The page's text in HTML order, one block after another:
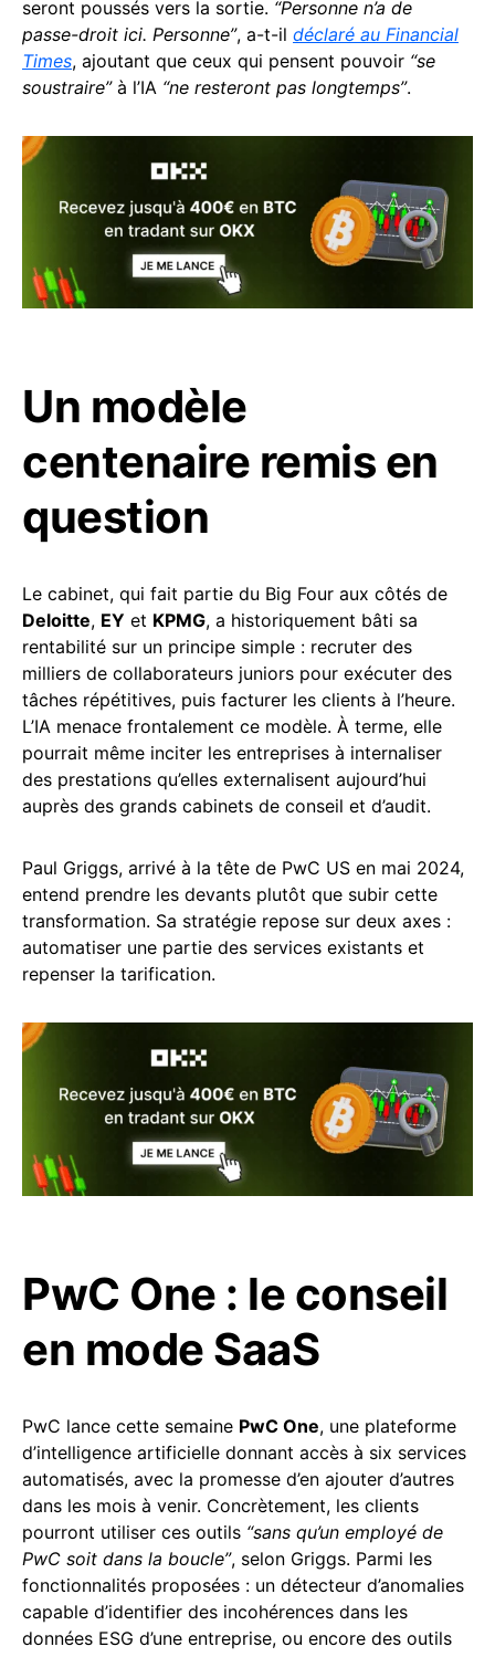
seront poussés vers la sortie. “Personne n’a de
passe-droit ici. Personne”, a-t-il déclaré au Financial
Times, ajoutant que ceux qui pensent pouvoir “se
soustraire”à l’IA “ne resteront pas longtemps”.
Un modèle
centenaire remis en
question
Le cabinet, qui fait partie du Big Four aux côtés de
Deloitte, EY et KPMG, a historiquement bâti sa
rentabilité sur un principe simple : recruter des
milliers de collaborateurs juniors pour exécuter des
tâches répétitives, puis facturer les clients à l’heure.
L’IA menace frontalement ce modèle. À terme, elle
pourrait même inciter les entreprises à internaliser
des prestations qu’elles externalisent aujourd’hui
auprès des grands cabinets de conseil et d’audit.
Paul Griggs, arrivé à la tête de PwC US en mai 2024,
entend prendre les devants plutôt que subir cette
transformation. Sa stratégie repose sur deux axes :
automatiser une partie des services existants et
repenser la tarification.
PwC One : le conseil
en mode SaaS
PwC lance cette semaine PwC One, une plateforme
d’intelligence artificielle donnant accès à six services
automatisés, avec la promesse d’en ajouter d’autres
dans les mois à venir. Concrètement, les clients
pourront utiliser ces outils “sans qu’un employé de
PwC soit dans la boucle”, selon Griggs. Parmi les
fonctionnalités proposées : un détecteur d’anomalies
capable d’identifier des incohérences dans les
données ESG d’une entreprise, ou encore des outils